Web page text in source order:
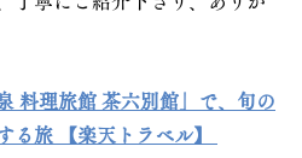
料理旅館 茶六別館」で、旬の
る旅 【楽天トラベル】